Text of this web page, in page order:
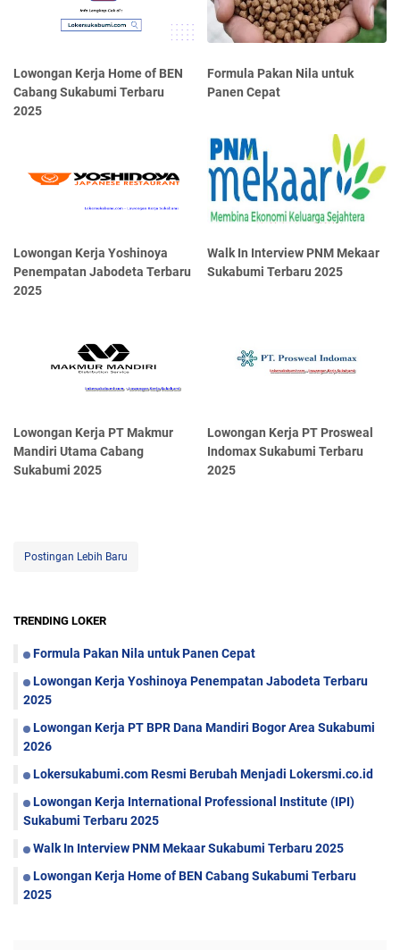
Lowongan Kerja Home of BEN
Cabang Sukabumi Terbaru
2025
Formula Pakan Nila untuk
Panen Cepat
Lowongan Kerja Yoshinoya
Penempatan Jabodeta Terbaru
2025
Walk In Interview PNM Mekaar
Sukabumi Terbaru 2025
Lowongan Kerja PT Makmur
Mandiri Utama Cabang
Sukabumi 2025
Lowongan Kerja PT Prosweal
Indomax Sukabumi Terbaru
2025
Postingan Lebih Baru
TRENDING LOKER
Formula Pakan Nila untuk Panen Cepat
Lowongan Kerja Yoshinoya Penempatan Jabodeta Terbaru
2025
Lowongan Kerja PT BPR Dana Mandiri Bogor Area Sukabumi
2026
Lokersukabumi.com Resmi Berubah Menjadi Lokersmi.co.id
Lowongan Kerja International Professional Institute (IPI)
Sukabumi Terbaru 2025
Walk In Interview PNM Mekaar Sukabumi Terbaru 2025
Lowongan Kerja Home of BEN Cabang Sukabumi Terbaru
2025